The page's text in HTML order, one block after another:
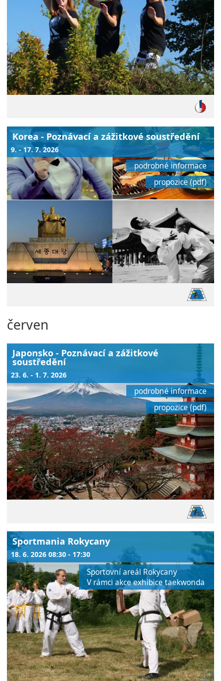
Korea - Poznávací a zážitkové soustředění
9. - 17. 7. 2026
podrobné informace
propozice (pdf)
červen
Japonsko - Poznávací a zážitkové
soustředění
23. 6. - 1. 7. 2026
podrobné informace
propozice (pdf)
Sportmania Rokycany
18. 6. 2026 08:30 - 17:30
Sportovní areál Rokycany
V rámci akce exhibice taekwonda